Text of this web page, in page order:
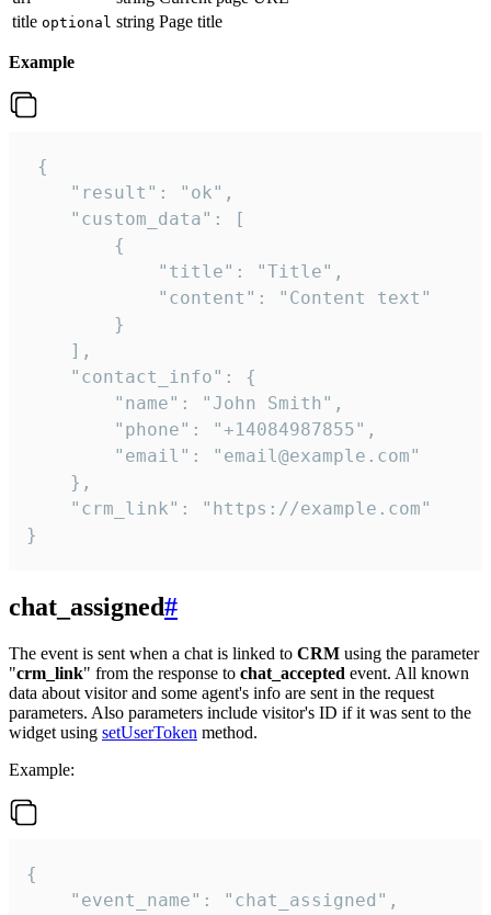
title optional string Page title
Example
{
    "result": "ok",
    "custom_data": [
        {
            "title": "Title",
            "content": "Content text"
        }
    ],
    "contact_info": {
        "name": "John Smith",
        "phone": "+14084987855",
        "email": "email@example.com"
    },
    "crm_link": "https://example.com"
}
chat_assigned#
The event is sent when a chat is linked to CRM using the parameter
"crm_link" from the response to chat_accepted event. All known
data about visitor and some agent's info are sent in the request
parameters. Also parameters include visitor's ID if it was sent to the
widget using setUserToken method.
Example:
{
    "event_name": "chat_assigned",